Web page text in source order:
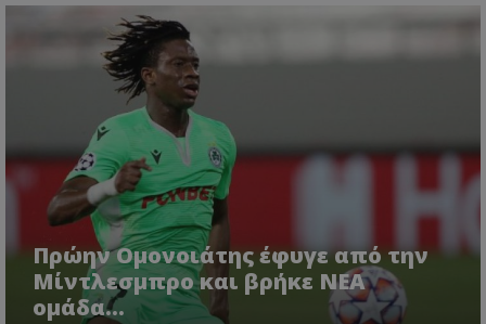
Πρώην Ομονοιάτης έφυγε από την
Μίντλεσμπρο και βρήκε ΝΕΑ
ομάδα...